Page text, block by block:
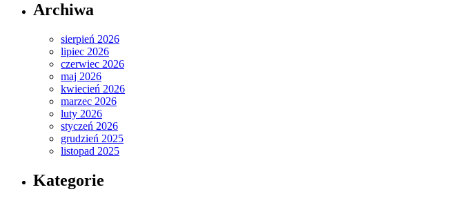
Archiwa
sierpień 2026
lipiec 2026
czerwiec 2026
maj 2026
kwiecień 2026
marzec 2026
luty 2026
styczeń 2026
grudzień 2025
listopad 2025
Kategorie